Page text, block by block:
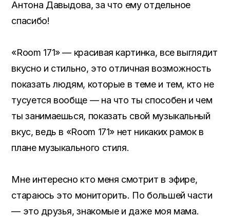
Антона Давыдова, за что ему отдельное
спасибо!
«Room 171» — красивая картинка, все выглядит
вкусно и стильно, это отличная возможность
показать людям, которые в теме и тем, кто не
тусуется вообще — на что ты способен и чем
ты занимаешься, показать свой музыкальный
вкус, ведь в «Room 171» нет никаких рамок в
плане музыкального стиля.
Мне интересно кто меня смотрит в эфире,
стараюсь это мониторить. По большей части
— это друзья, знакомые и даже моя мама.